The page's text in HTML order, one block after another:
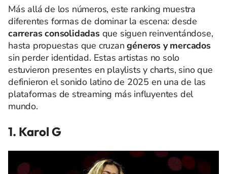
Más allá de los números, este ranking muestra
diferentes formas de dominar la escena: desde
carreras consolidadasque siguen reinventándose,
hasta propuestas que cruzangéneros y mercados
sin perder identidad. Estas artistas no solo
estuvieron presentes en playlists y charts, sino que
definieron el sonido latino de 2025 en una de las
plataformas de streaming más influyentes del
mundo.
1. Karol G